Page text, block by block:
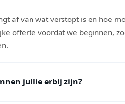
af van wat verstopt is en hoe
offerte voordat we beginnen,
jullie erbij zijn?